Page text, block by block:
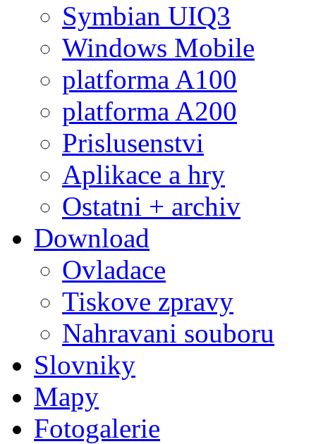
Symbian UIQ3
Windows Mobile
platforma A100
platforma A200
Prislusenstvi
Aplikace a hry
Ostatni + archiv
Download
Ovladace
Tiskove zpravy
Nahravani souboru
Slovniky
Mapy
Fotogalerie